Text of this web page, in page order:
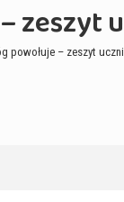
zeszyt
powołuje – zeszyt